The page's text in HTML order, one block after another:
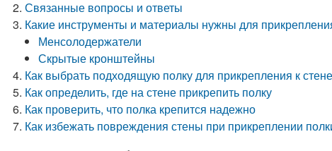
Связанные вопросы и ответы
Какие инструменты и материалы нужны для
Менсолодержатели
Скрытые кронштейны
Как выбрать подходящую полку для прикрепления к стене
Как определить, где на стене прикрепить полку
Как проверить, что полка крепится надежно
Как избежать повреждения стены при прикреплении